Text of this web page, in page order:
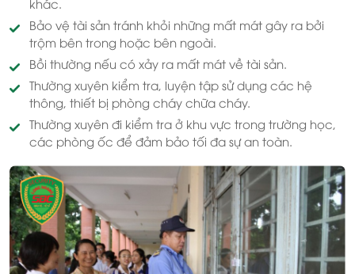
Bảo vệ tài sản tránh khỏi những mất mát gây ra bởi
trộm bên trong hoặc bên ngoài.
Bồi thường nếu có xảy ra mất mát về tài sản.
Thường xuyên kiểm tra, luyện tập sử dụng các hệ
thông, thiết bị phòng cháy chữa cháy.
Thường xuyên đi kiểm tra ở khu vực trong trường học,
các phòng ốc để đảm bảo tối đa sự an toàn.